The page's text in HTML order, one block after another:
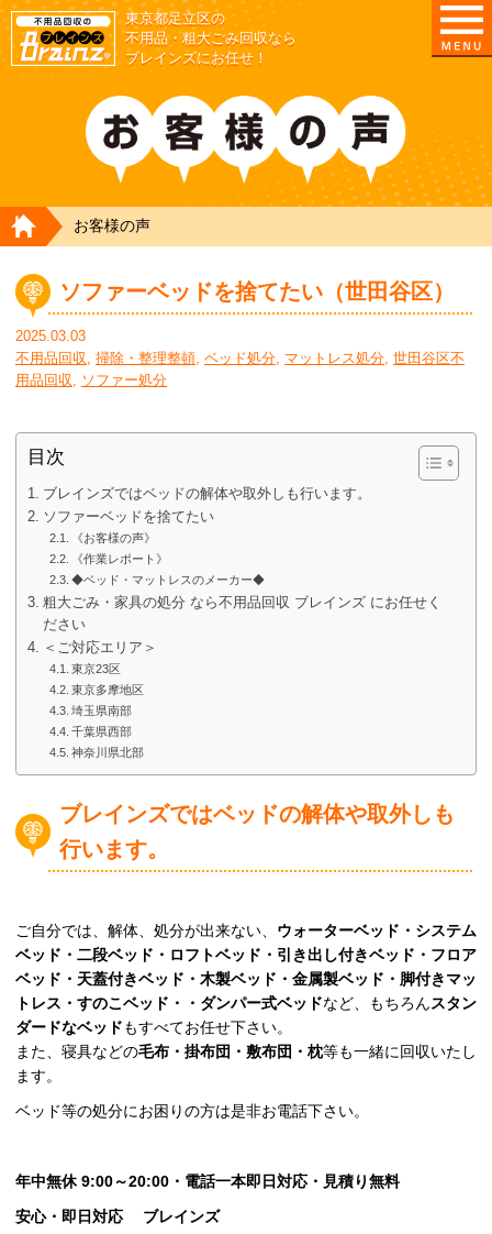
東京都足立区の
不用品・粗大ごみ回収なら
ブレインズにお任せ！
HOME
お客様の声
ソファーベッドを捨てたい（世田谷区）
2025.03.03
不用品回収, 掃除・整理整頓, ベッド処分, マットレス処分, 世田谷区不
用品回収, ソファー処分
目次
ブレインズではベッドの解体や取外しも行います。
ソファーベッドを捨てたい
《お客様の声》
《作業レポート》
◆ベッド・マットレスのメーカー◆
粗大ごみ・家具の処分 なら不用品回収 ブレインズ にお任せく
ださい
＜ご対応エリア＞
東京23区
東京多摩地区
埼玉県南部
千葉県西部
神奈川県北部
ブレインズではベッドの解体や取外しも
行います。
ご自分では、解体、処分が出来ない、 ウォーターベッド・システム
ベッド・二段ベッド・ロフトベッド・引き出し付きベッド・フロア
ベッド・天蓋付きベッド・木製ベッド・金属製ベッド・脚付きマッ
トレス・すのこベッド・・ダンパー式ベッドなど、もちろんスタン
ダードなベッドもすべてお任せ下さい。
また、寝具などの毛布・掛布団・敷布団・枕等も一緒に回収いたし
ます。
ベッド等の処分にお困りの方は是非お電話下さい。
年中無休 9:00～20:00・電話一本即日対応・見積り無料
安心・即日対応
ブレインズ